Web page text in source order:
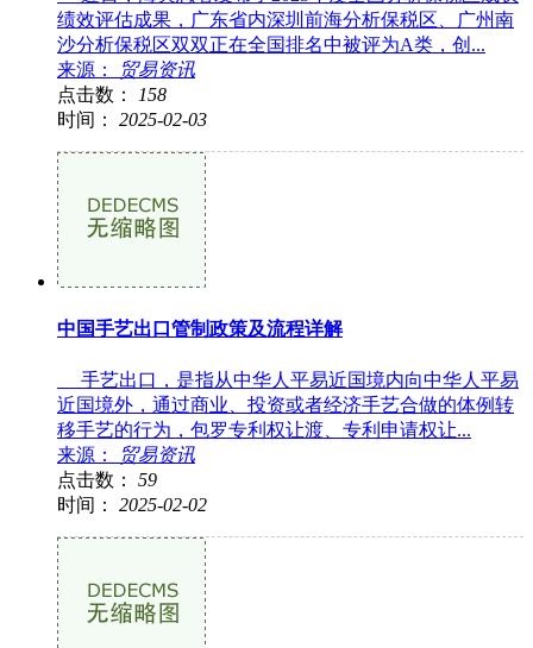
绩效评估成果，广东省内深圳前海分析保税区、广州南
沙分析保税区双双正在全国排名中被评为A类，创...
来源：
贸易资讯
点击数：
158
时间： 2025-02-03
中国手艺出口管制政策及流程详解
手艺出口，是指从中华人平易近国境内向中华人平易
近国境外，通过商业、投资或者经济手艺合做的体例转
移手艺的行为，包罗专利权让渡、专利申请权让...
来源：
贸易资讯
点击数： 59
时间： 2025-02-02